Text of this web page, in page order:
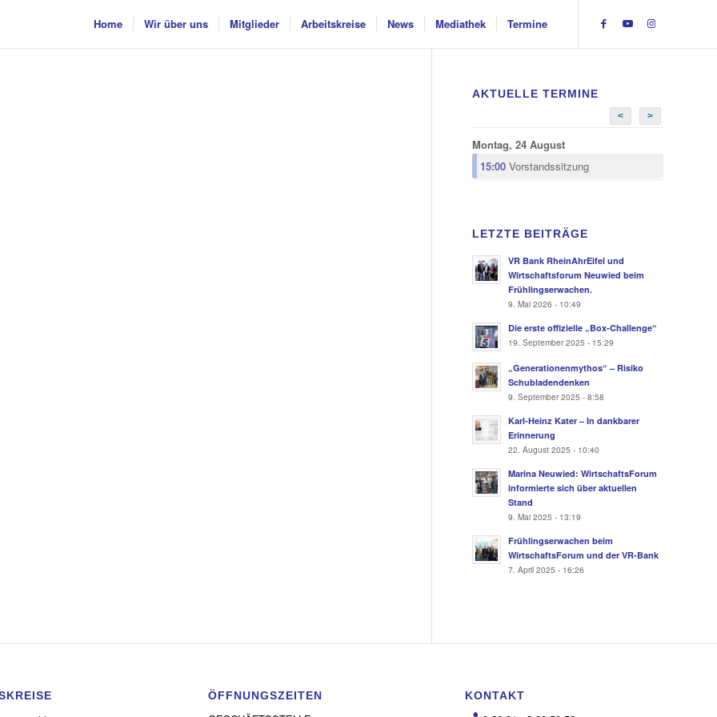
Home Wir über uns Mitglieder Arbeitskreise News Mediathek Termine
AKTUELLE TERMINE
< >
Montag, 24 August
15:00 Vorstandssitzung
LETZTE BEITRÄGE
VR Bank RheinAhrEifel und
Wirtschaftsforum Neuwied beim
Frühlingserwachen.
9. Mai 2026 - 10:49
Die erste offizielle „Box-Challenge“
19. September 2025 - 15:29
„Generationenmythos“ – Risiko
Schubladendenken
9. September 2025 - 8:58
Karl-Heinz Kater – In dankbarer
Erinnerung
22. August 2025 - 10:40
Marina Neuwied: WirtschaftsForum
informierte sich über aktuellen
Stand
9. Mai 2025 - 13:19
Frühlingserwachen beim
WirtschaftsForum und der VR-Bank
7. April 2025 - 16:26
ÖFFNUNGSZEITEN KONTAKT